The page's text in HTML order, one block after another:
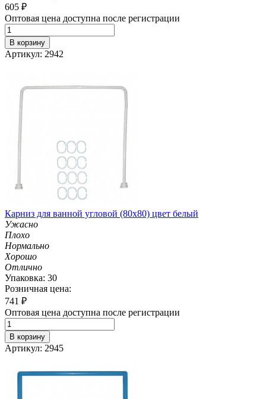
605 ₽
Оптовая цена доступна после регистрации
В корзину
Артикул: 2942
Карниз для ванной угловой (80х80) цвет белый
Ужасно
Плохо
Нормально
Хорошо
Отлично
Упаковка: 30
Розничная цена:
741 ₽
Оптовая цена доступна после регистрации
В корзину
Артикул: 2945